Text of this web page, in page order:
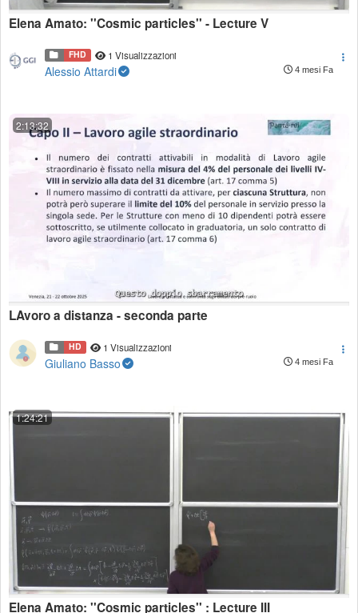
Elena Amato: ''Cosmic particles'' - Lecture V
FHD 1 Visualizzazioni
Alessio Attardi 4 mesi Fa
2:13:32
LAvoro a distanza - seconda parte
HD 1 Visualizzazioni
Giuliano Basso 4 mesi Fa
1:24:21
Elena Amato: ''Cosmic particles'' : Lecture III